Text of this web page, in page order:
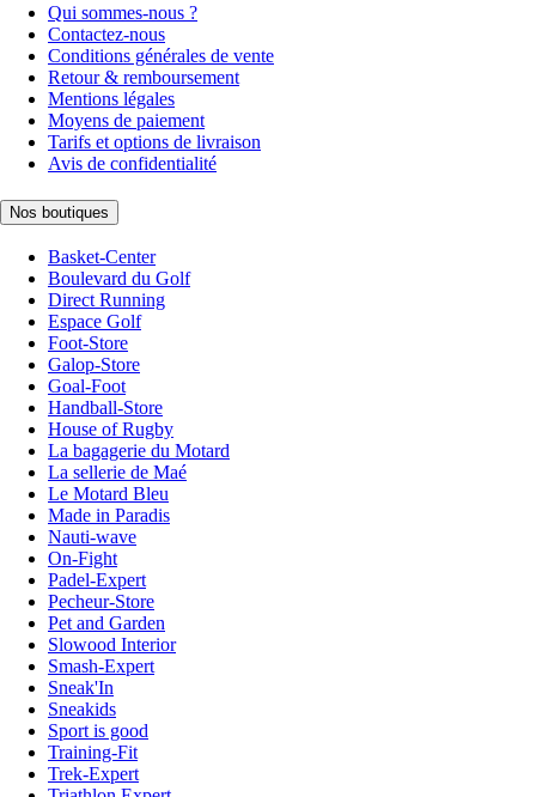
Qui sommes-nous ?
Contactez-nous
Conditions générales de vente
Retour & remboursement
Mentions légales
Moyens de paiement
Tarifs et options de livraison
Avis de confidentialité
Nos boutiques
Basket-Center
Boulevard du Golf
Direct Running
Espace Golf
Foot-Store
Galop-Store
Goal-Foot
Handball-Store
House of Rugby
La bagagerie du Motard
La sellerie de Maé
Le Motard Bleu
Made in Paradis
Nauti-wave
On-Fight
Padel-Expert
Pecheur-Store
Pet and Garden
Slowood Interior
Smash-Expert
Sneak'In
Sneakids
Sport is good
Training-Fit
Trek-Expert